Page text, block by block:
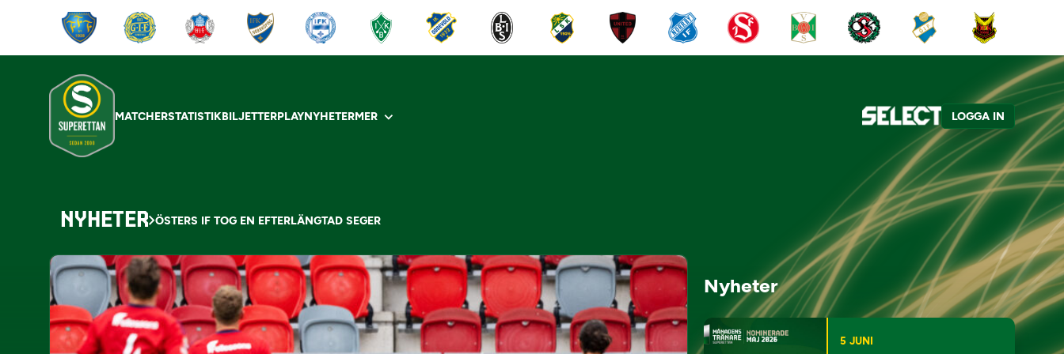
MATCHERSTATISTIKBILJETTERPLAYNYHETERMER LOGGA IN
NYHETER ÖSTERS IF TOG EN EFTERLÄNGTAD SEGER
Nyheter
5 JUNI